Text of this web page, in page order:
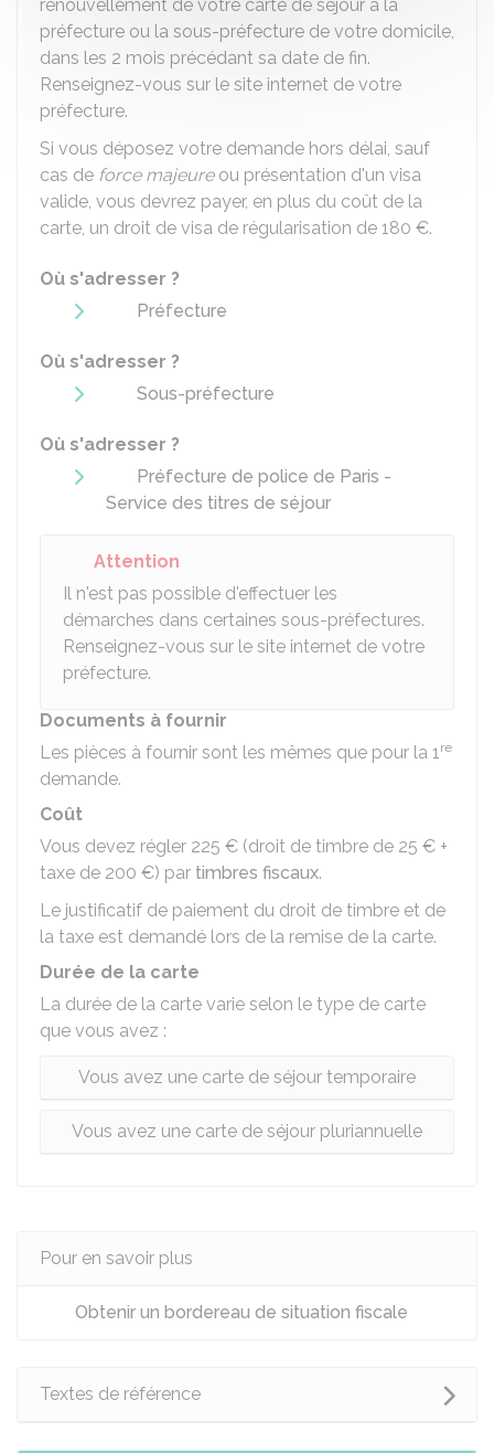
renouvellement de votre carte de séjour à la
préfecture ou la sous-préfecture de votre domicile,
dans les 2 mois précédant sa date de fin.
Renseignez-vous sur le site internet de votre
préfecture.
Si vous déposez votre demande hors délai, sauf
cas de force majeureou présentation d'un visa
valide, vous devrez payer, en plus du coût de la
carte, un droit de visa de régularisation de 180 €.
Où s'adresser ?
Préfecture
Où s'adresser ?
Sous-préfecture
Où s'adresser ?
Préfecture de police de Paris -
Service des titres de séjour
Attention
Il n'est pas possible d'effectuer les
démarches dans certaines sous-préfectures.
Renseignez-vous sur le site internet de votre
préfecture.
Documents à fournir
Les pièces à fournir sont les mêmes que pour la 1re
demande.
Coût
Vous devez régler 225 € (droit de timbre de 25 € +
taxe de 200 €) par timbres fiscaux.
Le justificatif de paiement du droit de timbre et de
la taxe est demandé lors de la remise de la carte.
Durée de la carte
La durée de la carte varie selon le type de carte
que vous avez :
Vous avez une carte de séjour temporaire
Vous avez une carte de séjour pluriannuelle
Pour en savoir plus
Obtenir un bordereau de situation fiscale
Textes de référence